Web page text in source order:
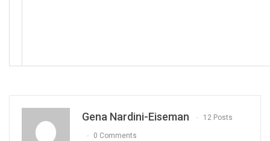
Gena Nardini-Eiseman 12 Posts
0 Comments